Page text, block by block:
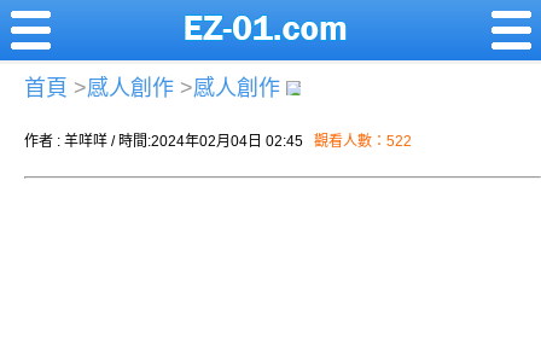
首頁 >感人創作 >感人創作
作者 : 羊咩咩 / 時間:2024年02月04日 02:45 觀看人數：522